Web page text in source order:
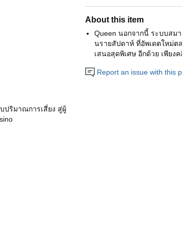
About this item
Queen นอกจากนี้ ระบบสม
นรายสัปดาห์ ที่อัพเดตใหม่ต
เสนอสุดพิเศษ อีกด้วย เพียง
Report an issue with this